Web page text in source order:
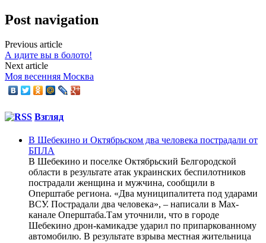
Post navigation
Previous article
А идите вы в болото!
Next article
Моя весенняя Москва
Взгляд
В Шебекино и Октябрьском два человека пострадали от
БПЛА
В Шебекино и поселке Октябрьский Белгородской
области в результате атак украинских беспилотников
пострадали женщина и мужчина, сообщили в
Оперштабе региона. «Два муниципалитета под ударами
ВСУ. Пострадали два человека», – написали в Max-
канале Оперштаба.Там уточнили, что в городе
Шебекино дрон-камикадзе ударил по припаркованному
автомобилю. В результате взрыва местная жительница